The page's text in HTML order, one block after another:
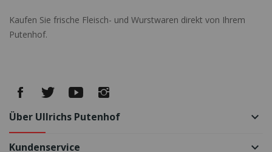
Kaufen Sie frische Fleisch- und Wurstwaren direkt von Ihrem
Putenhof.
Über Ullrichs Putenhof keyboard_arrow_down
Kundenservice keyboard_arrow_down